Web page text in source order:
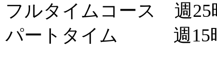
フルタイムコース 週
パートタイム 週15